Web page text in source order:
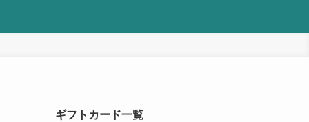
ギフトカード一覧